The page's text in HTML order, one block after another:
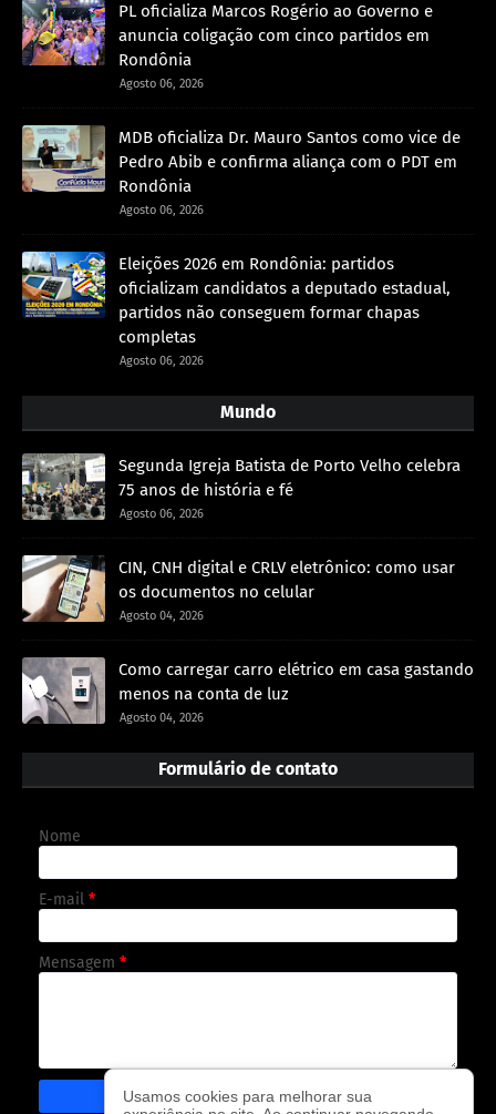
PL oficializa Marcos Rogério ao Governo e
anuncia coligação com cinco partidos em
Rondônia
Agosto 06, 2026
MDB oficializa Dr. Mauro Santos como vice de
Pedro Abib e confirma aliança com o PDT em
Rondônia
Agosto 06, 2026
Eleições 2026 em Rondônia: partidos
oficializam candidatos a deputado estadual,
partidos não conseguem formar chapas
completas
Agosto 06, 2026
Mundo
Segunda Igreja Batista de Porto Velho celebra
75 anos de história e fé
Agosto 06, 2026
CIN, CNH digital e CRLV eletrônico: como usar
os documentos no celular
Agosto 04, 2026
Como carregar carro elétrico em casa gastando
menos na conta de luz
Agosto 04, 2026
Formulário de contato
Nome
E-mail *
Mensagem *
Usamos cookies para melhorar sua